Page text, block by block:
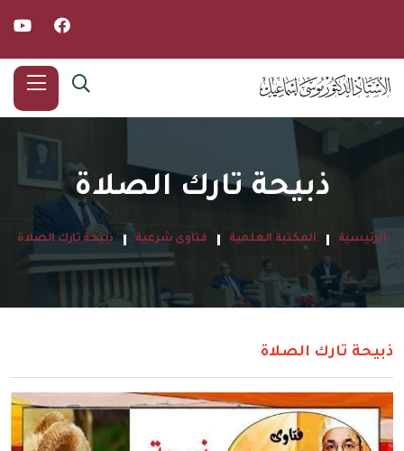
ذبيحة تارك الصلاة
الرئيسية المكتبة العلمية فتاوى شرعية ذبيحة تارك الصلاة
ذبيحة تارك الصلاة